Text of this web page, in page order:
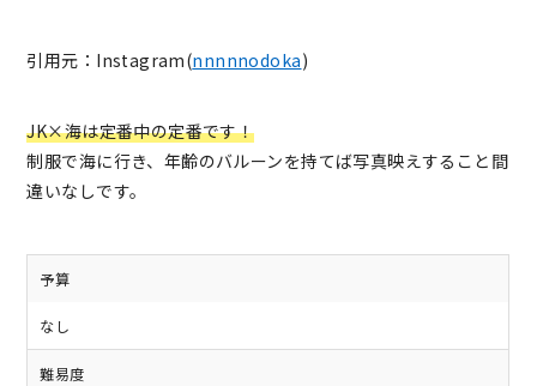
引用元：Instagram(nnnnnodoka)
JK×海は定番中の定番です！
制服で海に行き、年齢のバルーンを持てば写真映えすること間
違いなしです。
予算
なし
難易度